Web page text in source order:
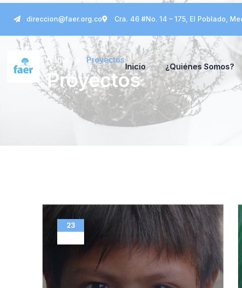
direccion@faer.org.co Cra. 46 #No. 14 – 175, El Poblado,
Inicio ¿Quiénes Somos?
Home Proyectos
Proyectos
23